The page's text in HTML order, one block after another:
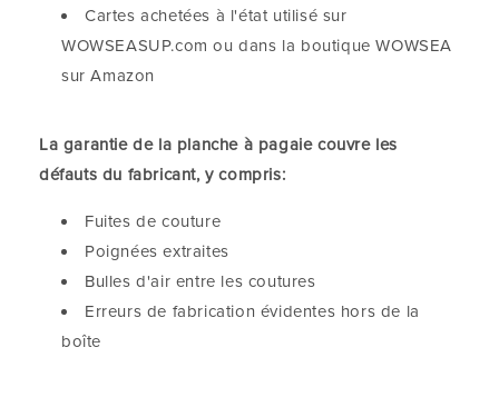
Cartes achetées à l'état utilisé sur
WOWSEASUP.com ou dans la boutique WOWSEA
sur Amazon
La garantie de la planche à pagaie couvre les
défauts du fabricant, y compris:
Fuites de couture
Poignées extraites
Bulles d'air entre les coutures
Erreurs de fabrication évidentes hors de la
boîte